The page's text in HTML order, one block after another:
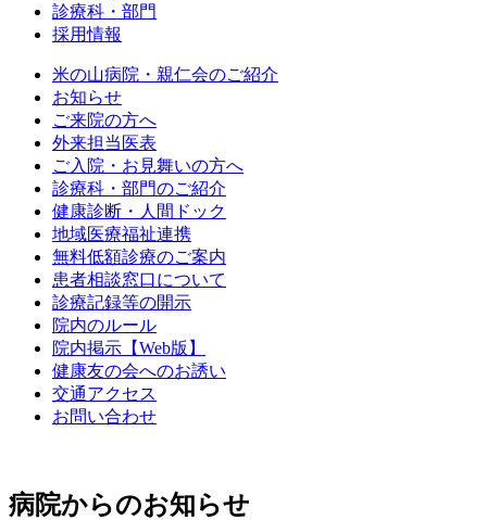
診療科・部門
採用情報
米の山病院・親仁会のご紹介
お知らせ
ご来院の方へ
外来担当医表
ご入院・お見舞いの方へ
診療科・部門のご紹介
健康診断・人間ドック
地域医療福祉連携
無料低額診療のご案内
患者相談窓口について
診療記録等の開示
院内のルール
院内掲示【Web版】
健康友の会へのお誘い
交通アクセス
お問い合わせ
病院からのお知らせ